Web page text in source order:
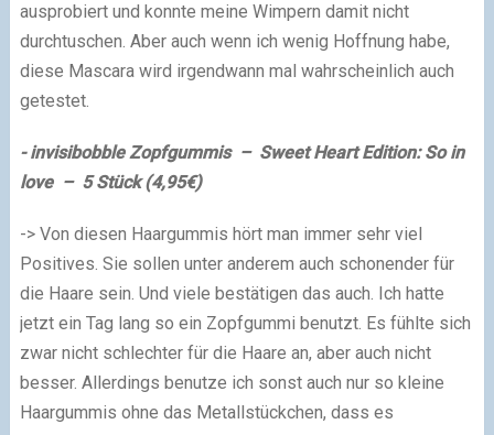
ausprobiert und konnte meine Wimpern damit nicht
durchtuschen. Aber auch wenn ich wenig Hoffnung habe,
diese Mascara wird irgendwann mal wahrscheinlich auch
getestet.
- invisibobble Zopfgummis – Sweet Heart Edition: So in
love – 5 Stück (4,95€)
-> Von diesen Haargummis hört man immer sehr viel
Positives. Sie sollen unter anderem auch schonender für
die Haare sein. Und viele bestätigen das auch. Ich hatte
jetzt ein Tag lang so ein Zopfgummi benutzt. Es fühlte sich
zwar nicht schlechter für die Haare an, aber auch nicht
besser. Allerdings benutze ich sonst auch nur so kleine
Haargummis ohne das Metallstückchen, dass es